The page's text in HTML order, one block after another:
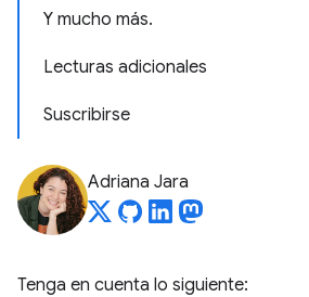
Y mucho más.
Lecturas adicionales
Suscribirse
Adriana Jara
Tenga en cuenta lo siguiente: